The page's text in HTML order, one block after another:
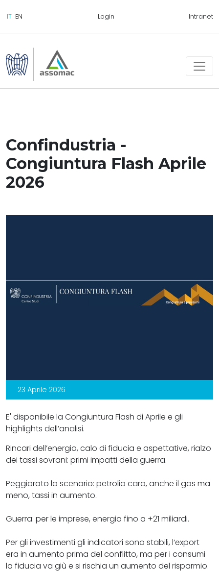
Login Intranet
Confindustria -
Congiuntura Flash Aprile
2026
23 Aprile 2026
E' disponibile la Congiuntura Flash di Aprile e gli
highlights dell’analisi.
Rincari dell’energia, calo di fiducia e aspettative, rialzo
dei tassi sovrani: primi impatti della guerra.
Peggiorato lo scenario: petrolio caro, anche il gas ma
meno, tassi in aumento.
Guerra: per le imprese, energia fino a +21 miliardi.
Per gli investimenti gli indicatori sono stabili, l’export
era in aumento prima del conflitto, ma per i consumi
la fiducia va giù e si rischia un aumento del risparmio.